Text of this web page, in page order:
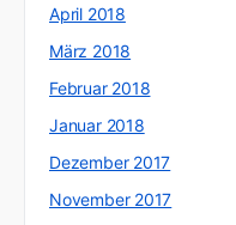
April 2018
März 2018
Februar 2018
Januar 2018
Dezember 2017
November 2017